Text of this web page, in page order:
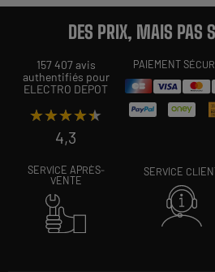
DES PRIX, MAIS PAS
157 407 avis
authentifiés pour
ELECTRO DEPOT
★★★★★
★★★★★
4,3
PAIEMENT
SERVICE APRÈS-
VENTE
SERVICE